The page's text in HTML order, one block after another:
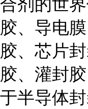
合剂的世
胶、导电
胶、芯片
胶、灌封
于半导体